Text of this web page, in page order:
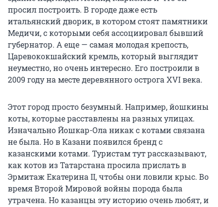
просил построить. В городе даже есть
итальянский дворик, в котором стоят памятники
Медичи, с которыми себя ассоциировал бывший
губернатор. А еще — самая молодая крепость,
Царевококшайский кремль, который выглядит
неуместно, но очень интересно. Его построили в
2009 году на месте деревянного острогаXVIвека.
Этот город просто безумный. Например, йошкины
коты, которые расставлены на разных улицах.
Изначально Йошкар-Ола никак с котами связана
не была. Но в Казани появился бренд с
казанскими котами. Туристам тут рассказывают,
как котов из Татарстана просила прислать в
Эрмитаж ЕкатеринаII, чтобы они ловили крыс. Во
время Второй Мировой войны порода была
утрачена. Но казанцы эту историю очень любят, и